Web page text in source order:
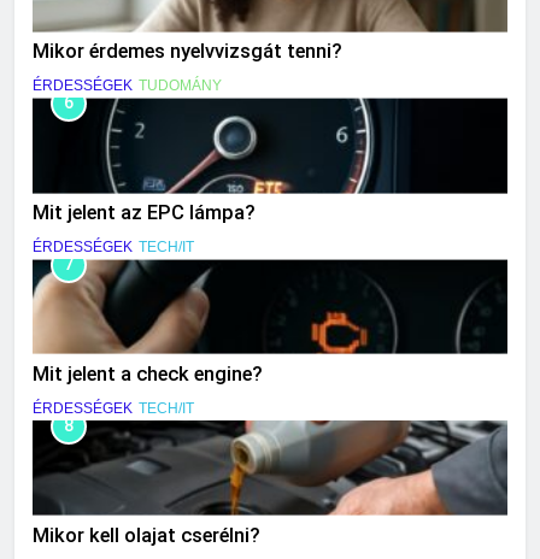
Mikor érdemes nyelvvizsgát tenni?
ÉRDESSÉGEK TUDOMÁNY
6
Mit jelent az EPC lámpa?
ÉRDESSÉGEK TECH/IT
7
Mit jelent a check engine?
ÉRDESSÉGEK TECH/IT
8
Mikor kell olajat cserélni?